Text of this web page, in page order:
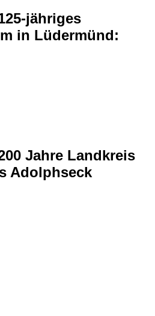
jähriges
in Lüdermünd:
Jahre Landkreis
Adolphseck